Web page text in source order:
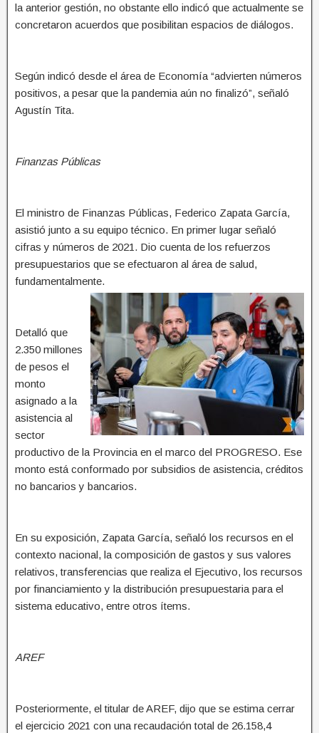
la anterior gestión, no obstante ello indicó que actualmente se
concretaron acuerdos que posibilitan espacios de diálogos.
Según indicó desde el área de Economía “advierten números
positivos, a pesar que la pandemia aún no finalizó”, señaló
Agustín Tita.
Finanzas Públicas
El ministro de Finanzas Públicas, Federico Zapata García,
asistió junto a su equipo técnico. En primer lugar señaló
cifras y números de 2021. Dio cuenta de los refuerzos
presupuestarios que se efectuaron al área de salud,
fundamentalmente.
Detalló que
2.350 millones
de pesos el
monto
asignado a la
asistencia al
sector
productivo de la Provincia en el marco del PROGRESO. Ese
monto está conformado por subsidios de asistencia, créditos
no bancarios y bancarios.
En su exposición, Zapata García, señaló los recursos en el
contexto nacional, la composición de gastos y sus valores
relativos, transferencias que realiza el Ejecutivo, los recursos
por financiamiento y la distribución presupuestaria para el
sistema educativo, entre otros ítems.
AREF
Posteriormente, el titular de AREF, dijo que se estima cerrar
el ejercicio 2021 con una recaudación total de 26.158,4